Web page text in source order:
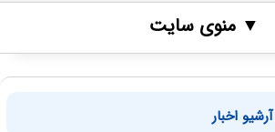
▼ منوی سایت
آرشیو اخبار